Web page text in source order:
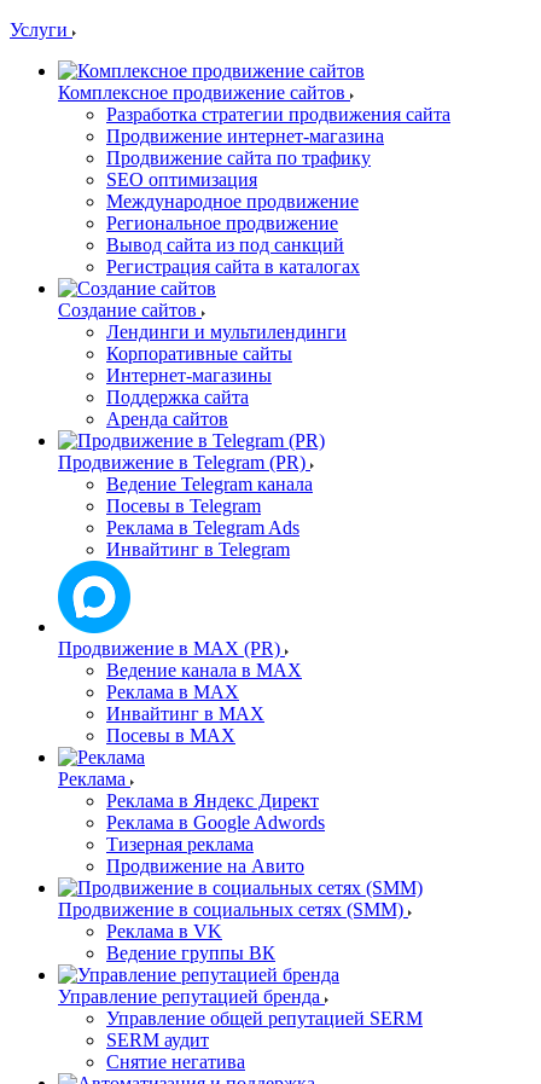
Услуги
Комплексное продвижение сайтов
Разработка стратегии продвижения сайта
Продвижение интернет-магазина
Продвижение сайта по трафику
SEO оптимизация
Международное продвижение
Региональное продвижение
Вывод сайта из под санкций
Регистрация сайта в каталогах
Создание сайтов
Лендинги и мультилендинги
Корпоративные сайты
Интернет-магазины
Поддержка сайта
Аренда сайтов
Продвижение в Telegram (PR)
Ведение Telegram канала
Посевы в Telegram
Реклама в Telegram Ads
Инвайтинг в Telegram
Продвижение в MAX (PR)
Ведение канала в MAX
Реклама в MAX
Инвайтинг в MAX
Посевы в MAX
Реклама
Реклама в Яндекс Директ
Реклама в Google Adwords
Тизерная реклама
Продвижение на Авито
Продвижение в социальных сетях (SMM)
Реклама в VK
Ведение группы ВК
Управление репутацией бренда
Управление общей репутацией SERM
SERM аудит
Снятие негатива